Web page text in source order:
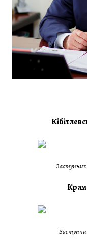
Заступник